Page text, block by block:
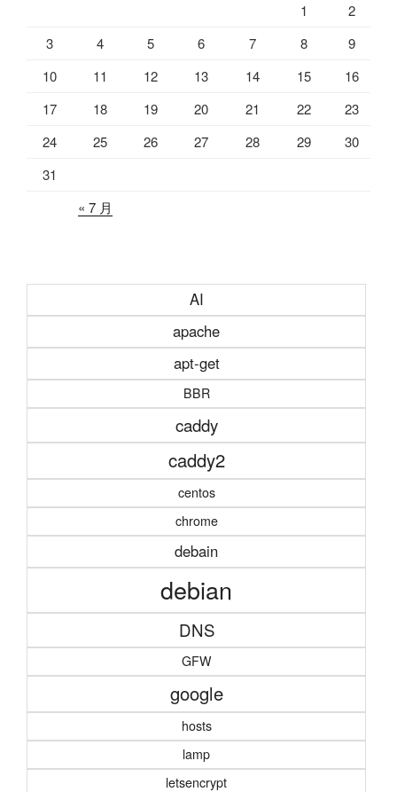
1
2
3
4 5 6 7 8
9
10
11 12 13 14 15
16
17
18 19 20 21 22
23
24
25 26 27 28 29
30
31
« 7 月
AI
apache
apt-get
BBR
caddy
caddy2
centos
chrome
debain
debian
DNS
GFW
google
hosts
lamp
letsencrypt